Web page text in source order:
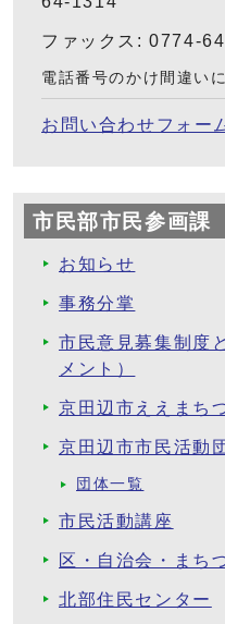
ファックス: 0774-
電話番号のかけ間違い
お問い合わせフォー
市民部市民参画課
お知らせ
事務分掌
市民意見募集制度
メント）
京田辺市ええまち
京田辺市市民活動
団体一覧
市民活動講座
区・自治会・まち
北部住民センター